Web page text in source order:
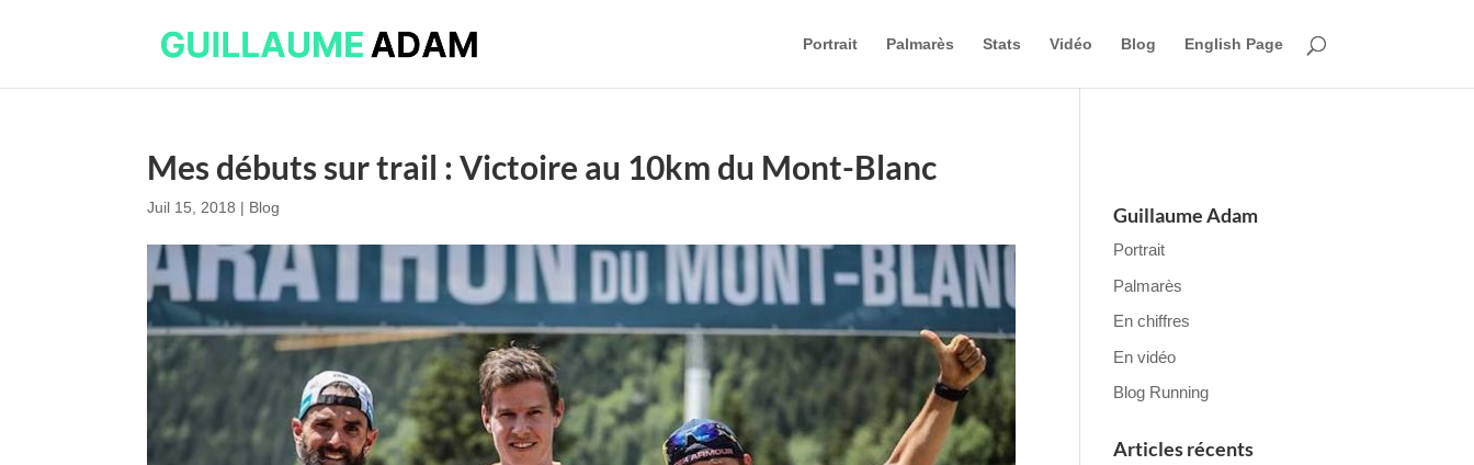
Portrait Palmarès Stats Vidéo Blog English Page
Mes débuts sur trail : Victoire au 10km du Mont-Blanc
Juil 15, 2018 | Blog Guillaume Adam
Portrait
Palmarès
En chiffres
En vidéo
Blog Running
Articles récents